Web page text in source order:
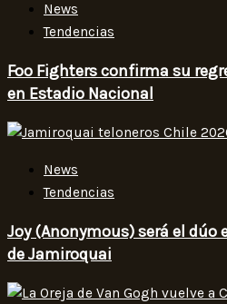
News
Tendencias
Foo Fighters confirma su
en Estadio Nacional
News
Tendencias
Joy (Anonymous) será el dúo
de Jamiroquai